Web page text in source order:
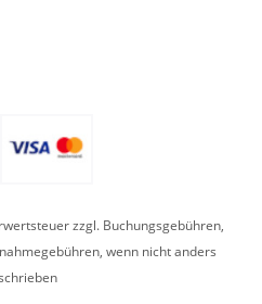
zzgl. Buchungsgebühren,
wenn nicht anders